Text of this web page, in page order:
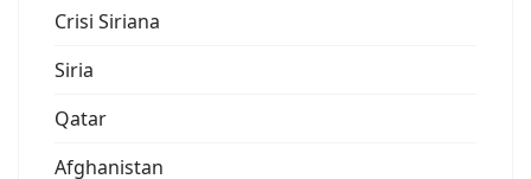
Crisi Siriana
Siria
Qatar
Afghanistan